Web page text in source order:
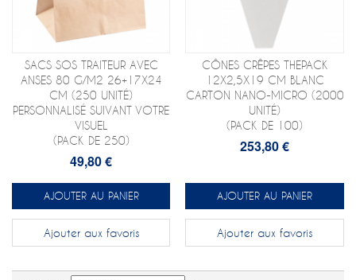
SACS SOS TRAITEUR AVEC
ANSES 80 G/M2 26+17X24
CM (250 UNITÉ)
PERSONNALISÉ SUIVANT VOTRE
VISUEL
(PACK DE 250)
49,80 €
AJOUTER AU PANIER
Ajouter aux favoris
CÔNES CRÊPES THEPACK
12X2,5X19 CM BLANC
CARTON NANO-MICRO (2000
UNITÉ)
(PACK DE 100)
253,80 €
AJOUTER AU PANIER
Ajouter aux favoris